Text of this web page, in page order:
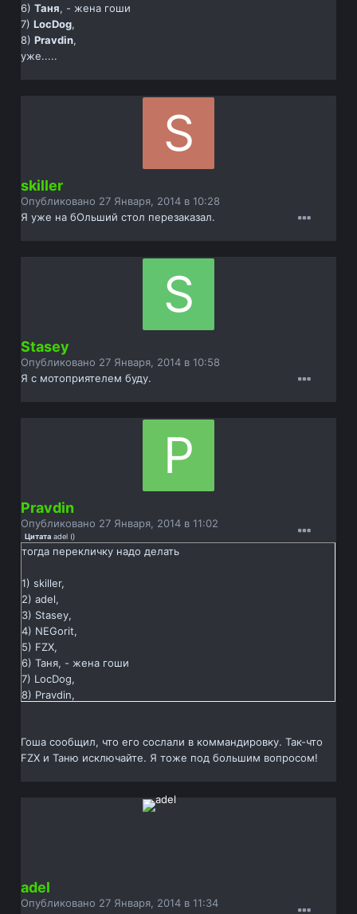
6)Таня, - жена гоши
7)LocDog,
8)Pravdin,
уже.....
skiller
Опубликовано 27 Января, 2014 в 10:28
Я уже на бОльший стол перезаказал.
Stasey
Опубликовано 27 Января, 2014 в 10:58
Я с мотоприятелем буду.
Pravdin
Опубликовано 27 Января, 2014 в 11:02
Цитата adel ()
тогда перекличку надо делать
1) skiller,
2) adel,
3) Stasey,
4) NEGorit,
5) FZX,
6) Таня, - жена гоши
7) LocDog,
8) Pravdin,
Гоша сообщил, что его сослали в коммандировку. Так-что
FZX и Таню исключайте. Я тоже под большим вопросом!
adel
Опубликовано 27 Января, 2014 в 11:34